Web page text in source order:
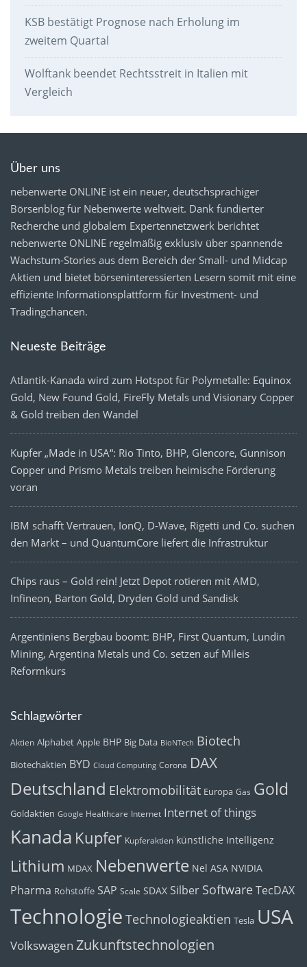
KSB bestätigt Prognose nach Erholung im
zweitem Quartal
Wolftank beendet Rechtsstreit in Italien mit
Vergleich
Über uns
nebenwerte ONLINE ist ein neuer, deutschsprachiger
Börsenblog für Nebenwerte weltweit. Dank fundierter
Recherche und globalem Expertennetzwerk berichtet
nebenwerte ONLINE regelmäßig exklusiv über spannende
Wachstum-Stories aus dem Bereich der Small- und Midcap
Aktien und bietet börseninteressierten Lesern somit mit eine
effiziente Informationsplattform für Investment- und
Tradingchancen.
Neueste Beiträge
Atlantik-Kanada wird zum Hotspot für Polymetalle: Equinox
Gold, New Found Gold, FireFly Metals und Visionary Copper
& Gold treiben den Wandel
Kupfer „Made in USA“: Rio Tinto, BHP, Glencore, Gunnison
Copper und Prismo Metals treiben heimische Förderung
voran
IBM schafft Vertrauen, IonQ, D-Wave, Rigetti und Co. suchen
den Markt – und QuantumCore liefert die Infrastruktur
Chips raus – Gold rein! Jetzt Depot rotieren mit AMD,
Infineon, Barton Gold, Dryden Gold und Sandisk
Argentiniens Bergbau boomt: BHP, First Quantum, Lundin
Mining, Argentina Metals und Co. setzen auf Mileis
Reformkurs
Schlagwörter
Aktien Alphabet Apple BHP Big Data BioNTech Biotech
Biotechaktien BYD Cloud Computing Corona DAX
Deutschland Elektromobilität Europa Gas Gold
Goldaktien Google Healthcare Internet Internet of things
Kanada Kupfer Kupferaktien künstliche Intelligenz
Lithium MDAX Nebenwerte Nel ASA NVIDIA
Pharma Rohstoffe SAP Scale SDAX Silber SoftwareTecDAX
Technologie Technologieaktien Tesla USA
Volkswagen Zukunftstechnologien